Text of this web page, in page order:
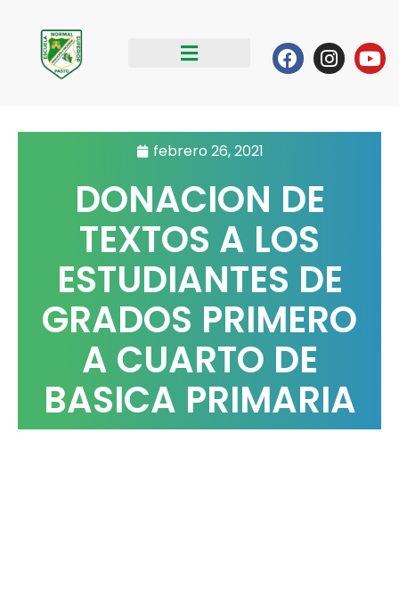
contenido
Facebook
febrero 26, 2021
DONACION DE
TEXTOS A LOS
ESTUDIANTES DE
GRADOS PRIMERO
A CUARTO DE
BASICA PRIMARIA